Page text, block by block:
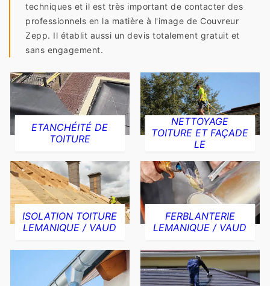
techniques et il est très important de contacter des
professionnels en la matière à l'image de Couvreur
Zepp. Il établit aussi un devis totalement gratuit et
sans engagement.
ETANCHÉITÉ DE
TOITURE
NETTOYAGE
TOITURE ET FAÇADE
LE
ISOLATION TOITURE
LEMANIQUE / VAUD
FERBLANTERIE
LEMANIQUE / VAUD